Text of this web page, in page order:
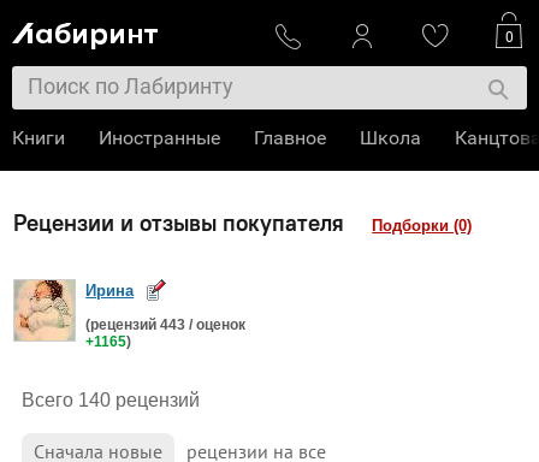
Рецензии и отзывы покупателя Подборки (0)
Ирина
(рецензий443 / оценок
+1165)
Всего 140 рецензий
Сначала новые рецензии на все
0
Книги Иностранные Главное Школа